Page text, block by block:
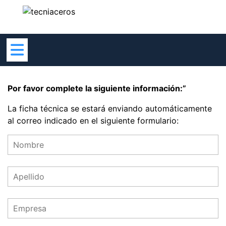
to
content
Por favor complete la siguiente información:”
La ficha técnica se estará enviando automáticamente
al correo indicado en el siguiente formulario: